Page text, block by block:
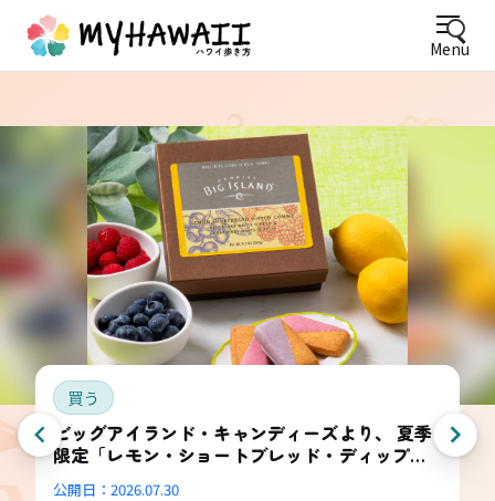
Menu
買う
ビッグアイランド・キャンディーズより、 夏季
限定「レモン・ショートブレッド・ディップ
公開日： 2026.07.30